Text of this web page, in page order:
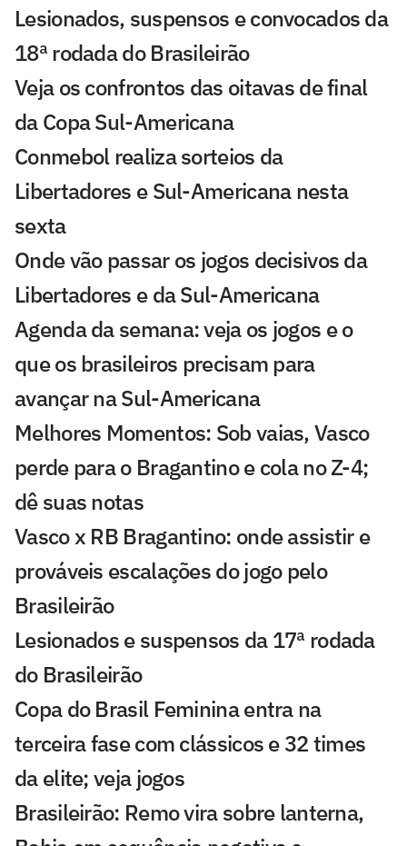
Lesionados, suspensos e convocados da
18ª rodada do Brasileirão
Veja os confrontos das oitavas de final
da Copa Sul-Americana
Conmebol realiza sorteios da
Libertadores e Sul-Americana nesta
sexta
Onde vão passar os jogos decisivos da
Libertadores e da Sul-Americana
Agenda da semana: veja os jogos e o
que os brasileiros precisam para
avançar na Sul-Americana
Melhores Momentos: Sob vaias, Vasco
perde para o Bragantino e cola no Z-4;
dê suas notas
Vasco x RB Bragantino: onde assistir e
prováveis escalações do jogo pelo
Brasileirão
Lesionados e suspensos da 17ª rodada
do Brasileirão
Copa do Brasil Feminina entra na
terceira fase com clássicos e 32 times
da elite; veja jogos
Brasileirão: Remo vira sobre lanterna,